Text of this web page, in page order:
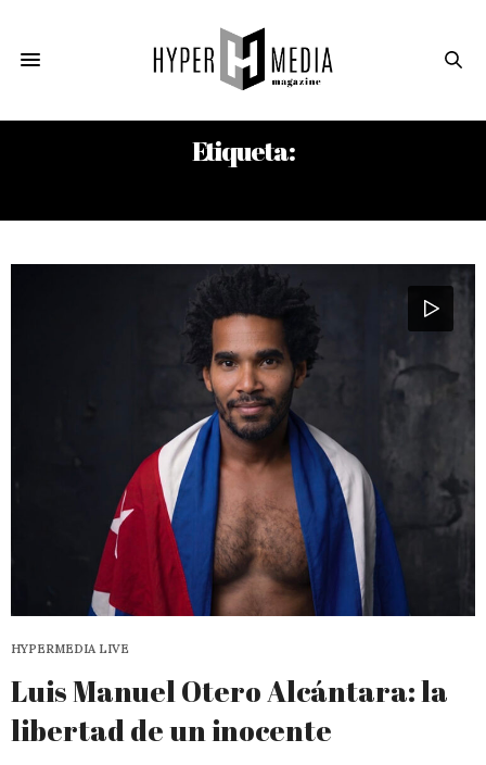
Etiqueta:
HYPERMEDIA LIVE
Luis Manuel Otero Alcántara: la
libertad de un inocente